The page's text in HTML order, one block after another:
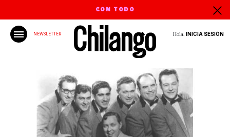
CON TODO
NEWSLETTER Hola, INICIA SESIÓN